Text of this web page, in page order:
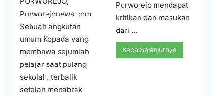
Purworejonews.com.
Sebuah angkutan
umum Kopada yang
membawa sejumlah
pelajar saat pulang
sekolah, terbalik
setelah menabrak
Purworejo mendapat
kritikan dan masukan
dari ...
Baca Selanjutnya